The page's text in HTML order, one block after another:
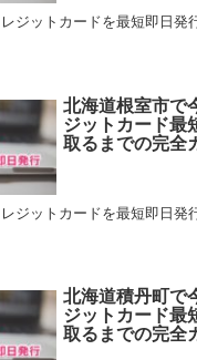
ジットカードを最短即日発
北海道根室市で
ジットカード最
取るまでの完全
ジットカードを最短即日発
北海道積丹町で
ジットカード最
取るまでの完全